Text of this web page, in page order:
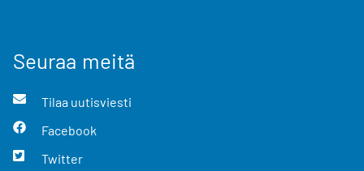
Seuraa meitä
Tilaa uutisviesti
Facebook
Twitter